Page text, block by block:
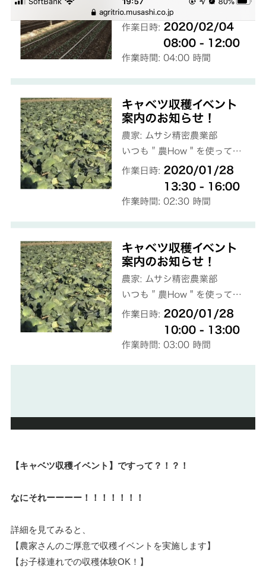
【キャベツ収穫イベント】ですって？！？！
なにそれーーーー！！！！！！！
詳細を見てみると、
【農家さんのご厚意で収穫イベントを実施します】
【お子様連れでの収穫体験OK！】